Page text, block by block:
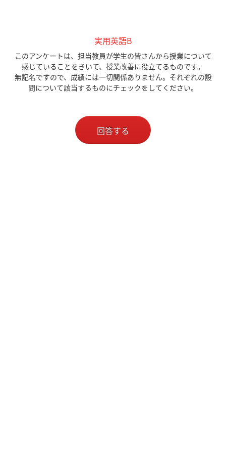
実用英語B
このアンケートは、担当教員が学生の皆さんから授業について
感じていることをきいて、授業改善に役立てるものです。
無記名ですので、成績には一切関係ありません。それぞれの設
問について該当するものにチェックをしてください。
回答する